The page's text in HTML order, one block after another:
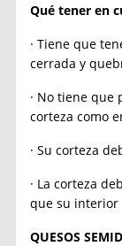
Qué tener en
· Tiene que
cerrada y
· No tiene
corteza como
· Su corteza
· La corteza
que su interior
QUESOS